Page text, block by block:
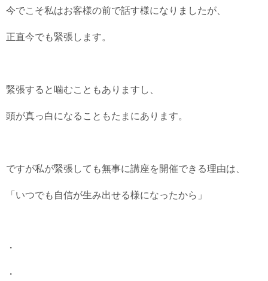
今でこそ私はお客様の前で話す様になりましたが、
正直今でも緊張します。
緊張すると噛むこともありますし、
頭が真っ白になることもたまにあります。
ですが私が緊張しても無事に講座を開催できる理由は、
「いつでも自信が生み出せる様になったから」
・
・